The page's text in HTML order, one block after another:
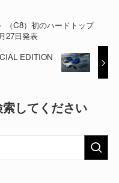
（C8）初のハードトップ
27日発表
EDITION
してください